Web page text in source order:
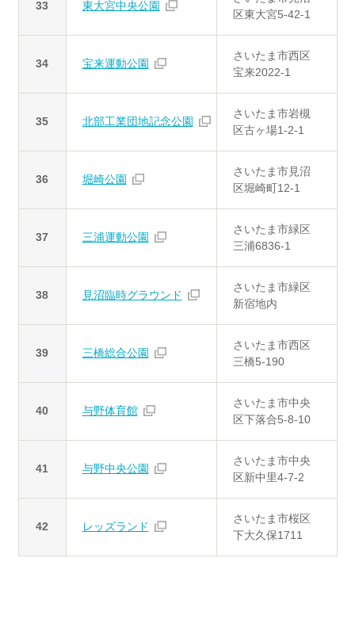
33 東大宮中央公園
区東大宮5-42-1
34 宝来運動公園
さいたま市西区
宝来2022-1
35 北部工業団地記念公園
さいたま市岩槻
区古ヶ場1-2-1
36 堀崎公園
さいたま市見沼
区堀崎町12-1
37 三浦運動公園
さいたま市緑区
三浦6836-1
38 見沼臨時グラウンド
さいたま市緑区
新宿地内
39 三橋総合公園
さいたま市西区
三橋5-190
40 与野体育館
さいたま市中央
区下落合5-8-10
41 与野中央公園
さいたま市中央
区新中里4-7-2
42 レッズランド
さいたま市桜区
下大久保1711